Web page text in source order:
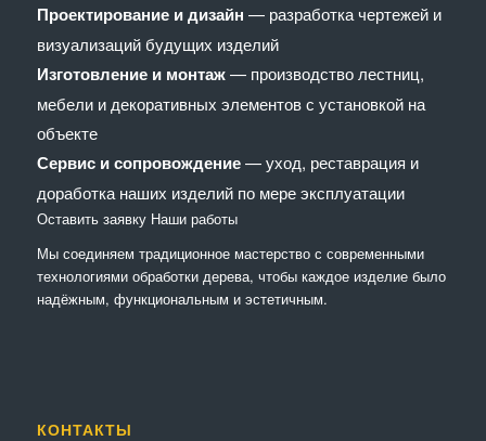
Проектирование и дизайн — разработка чертежей и
визуализаций будущих изделий
Изготовление и монтаж— производство лестниц,
мебели и декоративных элементов с установкой на
объекте
Сервис и сопровождение— уход, реставрация и
доработка наших изделий по мере эксплуатации
Оставить заявку Наши работы
Мы соединяем традиционное мастерство с современными
технологиями обработки дерева, чтобы каждое изделие было
надёжным, функциональным и эстетичным.
КОНТАКТЫ